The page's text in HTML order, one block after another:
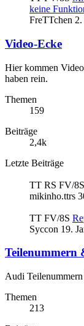
keine
FreTTchen
Video-Ecke
Hier kommen
haben rein.
Themen
159
Beiträge
2,4k
Letzte Beiträge
TT RS FV/8S
mikinho.ttrs
TT FV/8S
Syccon 19.
Teilenummern
Audi
Themen
213